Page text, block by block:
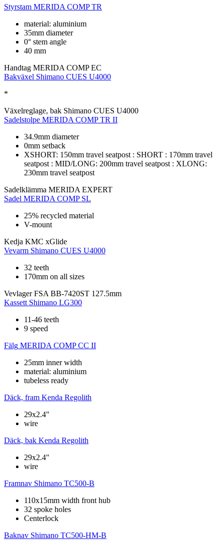
Styrstam MERIDA COMP TR
material: aluminium
35mm diameter
0° stem angle
40 mm
Handtag MERIDA COMP EC
Bakväxel Shimano CUES U4000
*
Växelreglage, bak Shimano CUES U4000
Sadelstolpe MERIDA COMP TR II
34.9mm diameter
0mm setback
XSHORT: 150mm travel seatpost : SHORT : 170mm travel
seatpost : MID/LONG: 200mm travel seatpost : XLONG:
230mm travel seatpost
Sadelklämma MERIDA EXPERT
Sadel MERIDA COMP SL
25% recycled material
V-mount
Kedja KMC xGlide
Vevarm Shimano CUES U4000
32 teeth
170mm on all sizes
Vevlager FSA BB-7420ST 127.5mm
Kassett Shimano LG300
11-46 teeth
9 speed
Fälg MERIDA COMP CC II
25mm inner width
material: aluminium
tubeless ready
Däck, fram Kenda Regolith
29x2.4"
wire
Däck, bak Kenda Regolith
29x2.4"
wire
Framnav Shimano TC500-B
110x15mm width front hub
32 spoke holes
Centerlock
Baknav Shimano TC500-HM-B